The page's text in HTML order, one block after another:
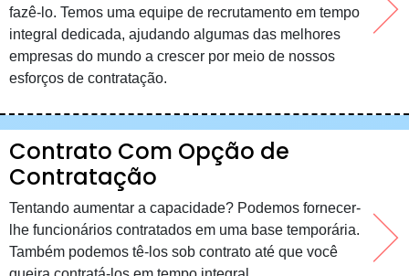
fazê-lo. Temos uma equipe de recrutamento em tempo
integral dedicada, ajudando algumas das melhores
empresas do mundo a crescer por meio de nossos
esforços de contratação.
Contrato Com Opção de
Contratação
Tentando aumentar a capacidade? Podemos fornecer-
lhe funcionários contratados em uma base temporária.
Também podemos tê-los sob contrato até que você